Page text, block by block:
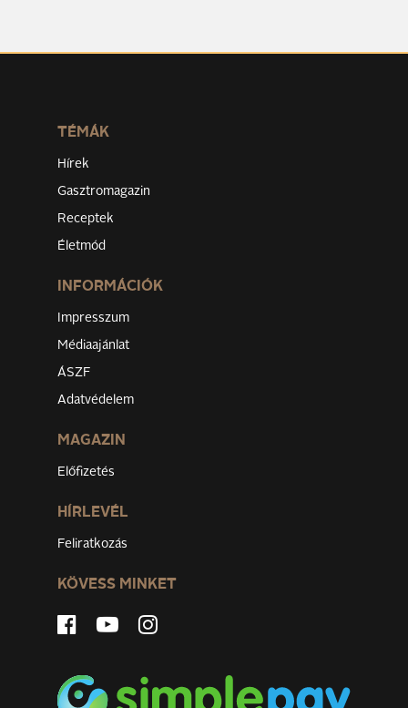
TÉMÁK
Hírek
Gasztromagazin
Receptek
Életmód
INFORMÁCIÓK
Impresszum
Médiaajánlat
ÁSZF
Adatvédelem
MAGAZIN
Előfizetés
HÍRLEVÉL
Feliratkozás
KÖVESS MINKET